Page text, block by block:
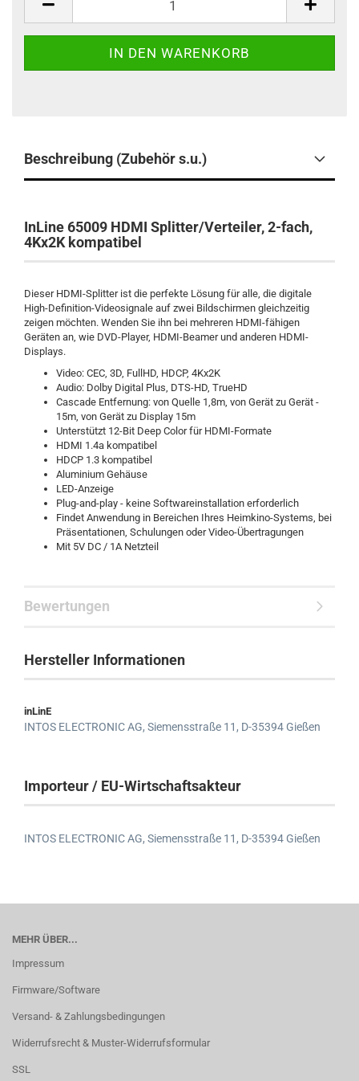
Beschreibung (Zubehör s.u.)
InLine 65009 HDMI Splitter/Verteiler, 2-fach,
4Kx2K kompatibel
Dieser HDMI-Splitter ist die perfekte Lösung für alle, die digitale
High-Definition-Videosignale auf zwei Bildschirmen gleichzeitig
zeigen möchten. Wenden Sie ihn bei mehreren HDMI-fähigen
Geräten an, wie DVD-Player, HDMI-Beamer und anderen HDMI-
Displays.
Video: CEC, 3D, FullHD, HDCP, 4Kx2K
Audio: Dolby Digital Plus, DTS-HD, TrueHD
Cascade Entfernung: von Quelle 1,8m, von Gerät zu Gerät -
15m, von Gerät zu Display 15m
Unterstützt 12-Bit Deep Color für HDMI-Formate
HDMI 1.4a kompatibel
HDCP 1.3 kompatibel
Aluminium Gehäuse
LED-Anzeige
Plug-and-play - keine Softwareinstallation erforderlich
Findet Anwendung in Bereichen Ihres Heimkino-Systems, bei
Präsentationen, Schulungen oder Video-Übertragungen
Mit 5V DC / 1A Netzteil
Bewertungen
Hersteller Informationen
inLinE
INTOS ELECTRONIC AG, Siemensstraße 11, D-35394 Gießen
Importeur / EU-Wirtschaftsakteur
INTOS ELECTRONIC AG, Siemensstraße 11, D-35394 Gießen
MEHR ÜBER...
Impressum
Firmware/Software
Versand- & Zahlungsbedingungen
Widerrufsrecht & Muster-Widerrufsformular
SSL